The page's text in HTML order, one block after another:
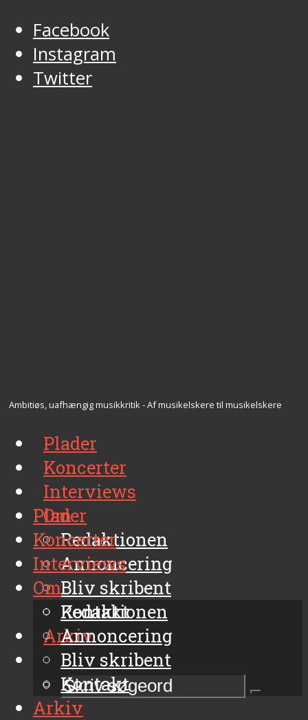
Facebook
Instagram
Twitter
Ambitiøs, uafhængig musikkritik - Af musikelskere til musikelskere
Plader
Koncerter
Interviews
Om
Redaktionen
Annoncering
Bliv skribent
Kontakt
Arkiv
Plader
Koncerter
Interviews
Om
Redaktionen
Annoncering
Bliv skribent
Kontakt
Arkiv